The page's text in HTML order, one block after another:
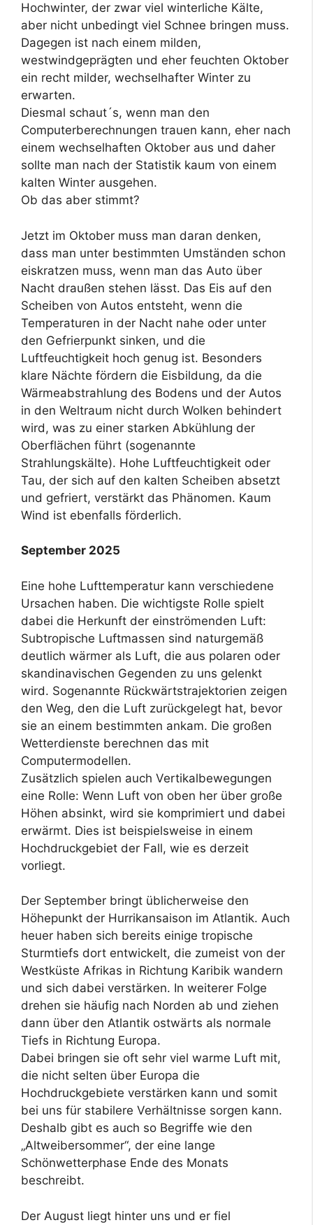
Hochwinter, der zwar viel winterliche Kälte,
aber nicht unbedingt viel Schnee bringen muss.
Dagegen ist nach einem milden,
westwindgeprägten und eher feuchten Oktober
ein recht milder, wechselhafter Winter zu
erwarten.
Diesmal schaut´s, wenn man den
Computerberechnungen trauen kann, eher nach
einem wechselhaften Oktober aus und daher
sollte man nach der Statistik kaum von einem
kalten Winter ausgehen.
Ob das aber stimmt?
Jetzt im Oktober muss man daran denken,
dass man unter bestimmten Umständen schon
eiskratzen muss, wenn man das Auto über
Nacht draußen stehen lässt. Das Eis auf den
Scheiben von Autos entsteht, wenn die
Temperaturen in der Nacht nahe oder unter
den Gefrierpunkt sinken, und die
Luftfeuchtigkeit hoch genug ist. Besonders
klare Nächte fördern die Eisbildung, da die
Wärmeabstrahlung des Bodens und der Autos
in den Weltraum nicht durch Wolken behindert
wird, was zu einer starken Abkühlung der
Oberflächen führt (sogenannte
Strahlungskälte). Hohe Luftfeuchtigkeit oder
Tau, der sich auf den kalten Scheiben absetzt
und gefriert, verstärkt das Phänomen. Kaum
Wind ist ebenfalls förderlich.
September 2025
Eine hohe Lufttemperatur kann verschiedene
Ursachen haben. Die wichtigste Rolle spielt
dabei die Herkunft der einströmenden Luft:
Subtropische Luftmassen sind naturgemäß
deutlich wärmer als Luft, die aus polaren oder
skandinavischen Gegenden zu uns gelenkt
wird. Sogenannte Rückwärtstrajektorien zeigen
den Weg, den die Luft zurückgelegt hat, bevor
sie an einem bestimmten ankam. Die großen
Wetterdienste berechnen das mit
Computermodellen.
Zusätzlich spielen auch Vertikalbewegungen
eine Rolle: Wenn Luft von oben her über große
Höhen absinkt, wird sie komprimiert und dabei
erwärmt. Dies ist beispielsweise in einem
Hochdruckgebiet der Fall, wie es derzeit
vorliegt.
Der September bringt üblicherweise den
Höhepunkt der Hurrikansaison im Atlantik. Auch
heuer haben sich bereits einige tropische
Sturmtiefs dort entwickelt, die zumeist von der
Westküste Afrikas in Richtung Karibik wandern
und sich dabei verstärken. In weiterer Folge
drehen sie häufig nach Norden ab und ziehen
dann über den Atlantik ostwärts als normale
Tiefs in Richtung Europa.
Dabei bringen sie oft sehr viel warme Luft mit,
die nicht selten über Europa die
Hochdruckgebiete verstärken kann und somit
bei uns für stabilere Verhältnisse sorgen kann.
Deshalb gibt es auch so Begriffe wie den
„Altweibersommer“, der eine lange
Schönwetterphase Ende des Monats
beschreibt.
Der August liegt hinter uns und er fiel